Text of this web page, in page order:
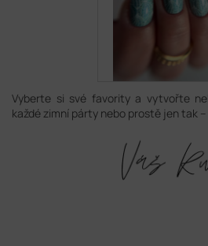
Vyberte si své favority a vytvořte
každé zimní párty nebo prostě jen tak